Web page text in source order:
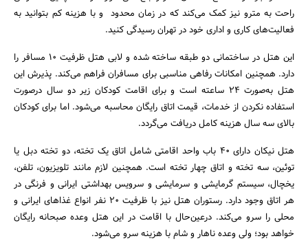
راحت به مترو نیز کمک می‌کند که در زمان محدود و با هزینه کم بتوانید به
فعالیت‌های کاری و اداری خود در تهران رسیدگی کنید.
این هتل در ساختمانی دو طبقه ساخته شده و لابی هتل ظرفیت ۱۰ مسافر را
دارد. همچنین امکانات رفاهی مناسبی برای مسافران فراهم می‌کند. پذیرش این
هتل به‌صورت 24 ساعته است و برای اقامت کودکان زیر دو سال درصورت
استفاده نکردن از خدمات، قیمت اتاق رایگان محاسبه می‌شود. اما برای کودکان
بالای سه سال هزینه کامل دریافت می‌گردد.
هتل نیکان دارای ۴۰ باب واحد اقامتی شامل اتاق یک تخته، دو تخته دبل یا
توئین، سه تخته و اتاق چهار تخته است. همچنین لازم مانند تلویزیون، تلفن،
یخچال، سیستم گرمایشی و سرمایشی و سرویس بهداشتی ایرانی و فرنگی در
هر اتاق وجود دارد. رستوران هتل نیز با ظرفیت 20 نفر انواع غذاهای ایرانی و
محلی را سرو می‌کند. درعین‌حال با اقامت در این هتل وعده صبحانه رایگان
خواهد بود؛ ولی وعده ناهار و شام با هزینه سرو می‌شود.